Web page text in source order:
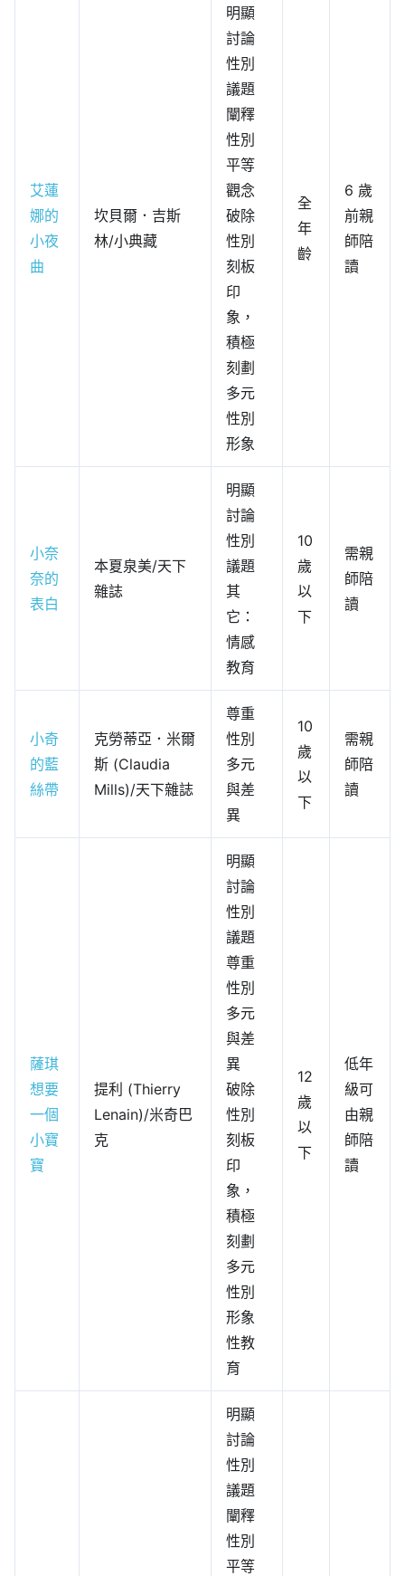
艾蓮
娜的
小夜
曲
坎貝爾．吉斯
林/小典藏
明顯
討論
性別
議題
闡釋
性別
平等
觀念
破除
性別
刻板
印
象，
積極
刻劃
多元
性別
形象
全
年
齡
6 歲
前親
師陪
讀
小奈
奈的
表白
本夏泉美/天下
雜誌
明顯
討論
性別
議題
其
它：
情感
教育
10
歲
以
下
需親
師陪
讀
小奇
的藍
絲帶
克勞蒂亞．米爾
斯 (Claudia
Mills)/天下雜誌
尊重
性別
多元
與差
異
10
歲
以
下
需親
師陪
讀
薩琪
想要
一個
小寶
寶
提利 (Thierry
Lenain)/米奇巴
克
明顯
討論
性別
議題
尊重
性別
多元
與差
異
破除
性別
刻板
印
象，
積極
刻劃
多元
性別
形象
性教
育
12
歲
以
下
低年
級可
由親
師陪
讀
明顯
討論
性別
議題
闡釋
性別
平等